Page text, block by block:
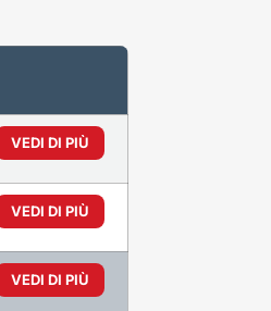
VEDI DI PIÙ
VEDI DI PIÙ
VEDI DI PIÙ